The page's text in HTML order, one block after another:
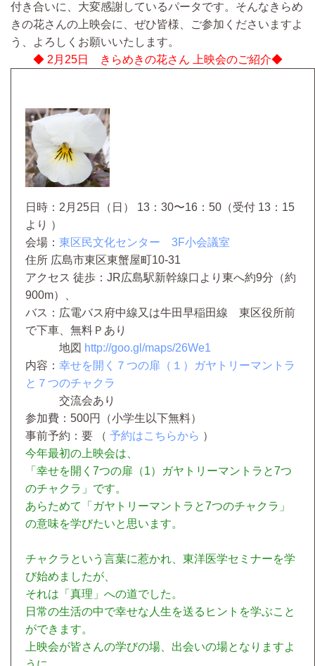
付き合いに、大変感謝しているパータです。そんなきらめ
きの花さんの上映会に、ぜひ皆様、ご参加くださいますよ
う、よろしくお願いいたします。
◆ 2月25日 きらめきの花さん 上映会のご紹介◆
日時：2月25日（日） 13：30〜16：50（受付 13：15
より ）
会場： 東区民文化センター 3F小会議室
住所 広島市東区東蟹屋町10-31
アクセス 徒歩：JR広島駅新幹線口より東へ約9分（約
900m）、
バス：広電バス府中線又は牛田早稲田線 東区役所前
で下車、無料Ｐあり
地図 http://goo.gl/maps/26We1
内容： 幸せを開く７つの扉（１）
ガヤトリーマントラ
と７つのチャクラ
交流会あり
参加費：500円（小学生以下無料）
事前予約：要 （ 予約はこちらから ）
今年最初の上映会は、
「幸せを開く7つの扉（1）ガヤトリーマントラと7つ
のチャクラ」です。
あらためて「ガヤトリーマントラと7つのチャクラ」
の意味を学びたいと思います。
チャクラという言葉に惹かれ、東洋医学セミナーを学
び始めましたが、
それは「真理」への道でした。
日常の生活の中で幸せな人生を送るヒントを学ぶこと
ができます。
上映会が皆さんの学びの場、出会いの場となりますよ